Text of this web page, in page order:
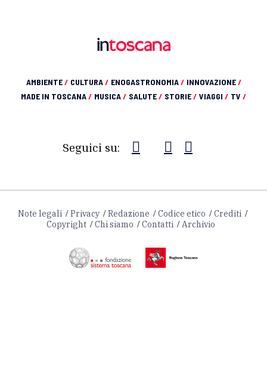
AMBIENTE/ CULTURA/ ENOGASTRONOMIA/ INNOVAZIONE/
MADE IN TOSCANA/ MUSICA/ SALUTE/ STORIE/ VIAGGI / TV /
Seguici su:
Note legali Privacy Redazione Codice etico
Crediti
Copyright
Chi siamo Contatti Archivio